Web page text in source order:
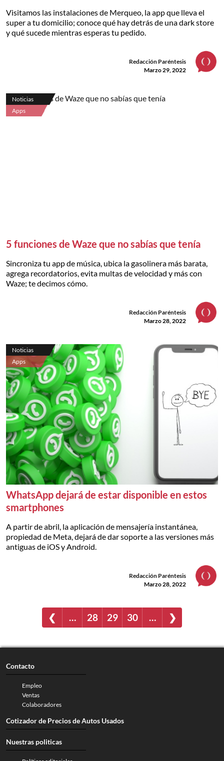
Visitamos las instalaciones de Merqueo, la app que lleva el
super a tu domicilio; conoce qué hay detrás de una dark store
y qué sucede mientras esperas tu pedido.
Redacción Paréntesis
Marzo 29, 2022
Noticias
Apps
5 funciones de Waze que no sabías que tenía
Sincroniza tu app de música, ubica la gasolinera más barata,
agrega recordatorios, evita multas de velocidad y más con
Waze; te decimos cómo.
Redacción Paréntesis
Marzo 28, 2022
Noticias
Apps
WhatsApp dejará de estar disponible en estos
smartphones
A partir de abril, la aplicación de mensajería instantánea,
propiedad de Meta, dejará de dar soporte a las versiones más
antiguas de iOS y Android.
Redacción Paréntesis
Marzo 28, 2022
❮ … 28 29 30 … ❯
Contacto
Empleo
Ventas
Colaboradores
Cotizador de Precios de Autos Usados
Nuestras politicas